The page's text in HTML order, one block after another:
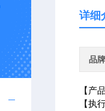
详细
品牌
【产
【执